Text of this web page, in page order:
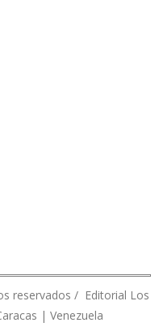
reservados / Editorial Los
| Venezuela